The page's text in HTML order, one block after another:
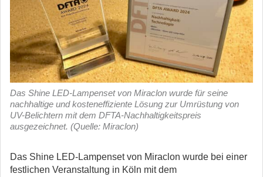
Das Shine LED-Lampenset von Miraclon wurde für seine
nachhaltige und kosteneffiziente Lösung zur Umrüstung von
UV-Belichtern mit dem DFTA-Nachhaltigkeitspreis
ausgezeichnet. (Quelle: Miraclon)
Das Shine LED-Lampenset von Miraclon wurde bei einer
festlichen Veranstaltung in Köln mit dem